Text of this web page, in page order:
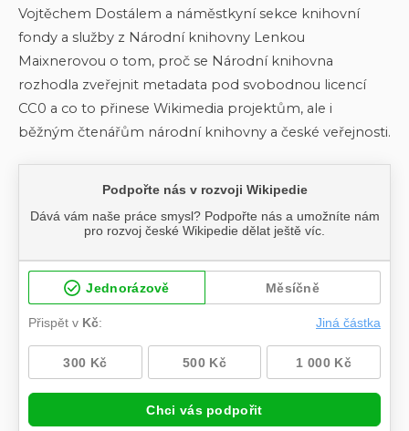
Vojtěchem Dostálem a náměstkyní sekce knihovní
fondy a služby z Národní knihovny Lenkou
Maixnerovou o tom, proč se Národní knihovna
rozhodla zveřejnit metadata pod svobodnou licencí
CC0 a co to přinese Wikimedia projektům, ale i
běžným čtenářům národní knihovny a české veřejnosti.